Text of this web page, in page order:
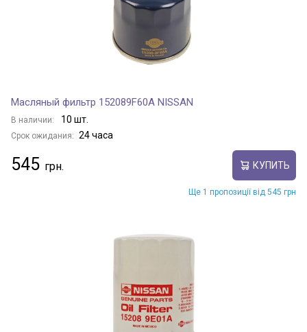
Масляный фильтр 152089F60A NISSAN
В наличии: 10 шт.
Срок ожидания: 24 часа
545 КУПИТЬ
Ще 1 пропозиції від 545 грн